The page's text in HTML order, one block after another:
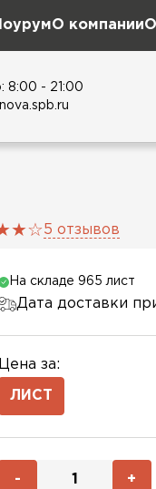
О компании
8:00 - 21:00
5 отзывов
На складе 965 лист
Дата доставки
Цена за:
ЛИСТ
- +